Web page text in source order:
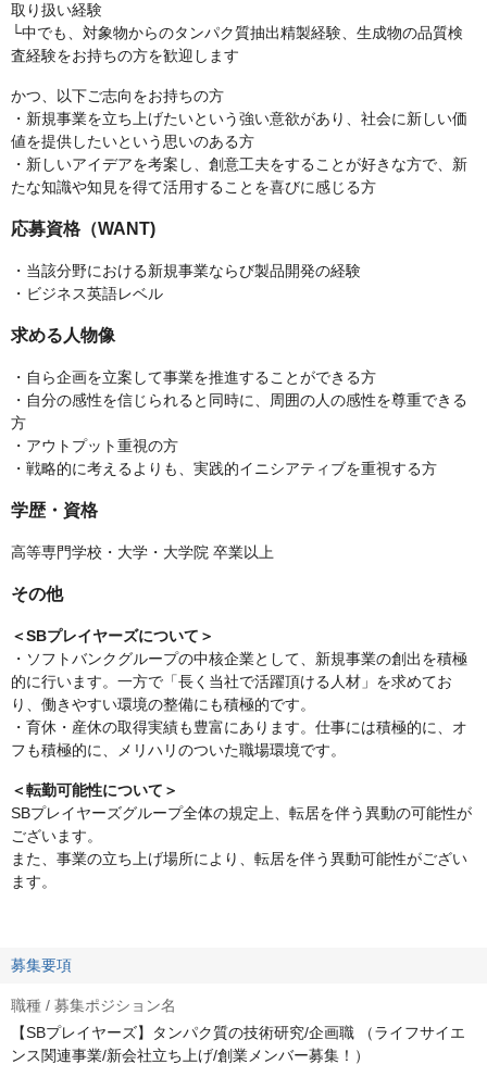
取り扱い経験
└中でも、対象物からのタンパク質抽出精製経験、生成物の品質検
査経験をお持ちの方を歓迎します
かつ、以下ご志向をお持ちの方
・新規事業を立ち上げたいという強い意欲があり、社会に新しい価
値を提供したいという思いのある方
・新しいアイデアを考案し、創意工夫をすることが好きな方で、新
たな知識や知見を得て活用することを喜びに感じる方
応募資格（WANT)
・当該分野における新規事業ならび製品開発の経験
・ビジネス英語レベル
求める人物像
・自ら企画を立案して事業を推進することができる方
・自分の感性を信じられると同時に、周囲の人の感性を尊重できる
方
・アウトプット重視の方
・戦略的に考えるよりも、実践的イニシアティブを重視する方
学歴・資格
高等専門学校・大学・大学院 卒業以上
その他
＜SBプレイヤーズについて＞
・ソフトバンクグループの中核企業として、新規事業の創出を積極
的に行います。一方で「長く当社で活躍頂ける人材」を求めてお
り、働きやすい環境の整備にも積極的です。
・育休・産休の取得実績も豊富にあります。仕事には積極的に、オ
フも積極的に、メリハリのついた職場環境です。
＜転勤可能性について＞
SBプレイヤーズグループ全体の規定上、転居を伴う異動の可能性が
ございます。
また、事業の立ち上げ場所により、転居を伴う異動可能性がござい
ます。
募集要項
職種 / 募集ポジション名
【SBプレイヤーズ】タンパク質の技術研究/企画職 （ライフサイエ
ンス関連事業/新会社立ち上げ/創業メンバー募集！）